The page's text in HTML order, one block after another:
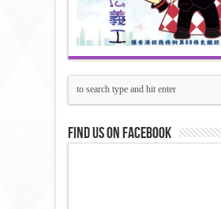
Find us on Facebook